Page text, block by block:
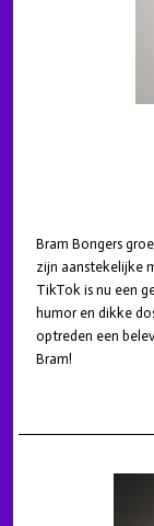
Bram Bongers
zijn aanstekelijke
TikTok is nu een
humor en dikke
optreden een
Bram!